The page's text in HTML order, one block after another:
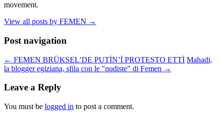
movement.
View all posts by FEMEN →
Post navigation
← FEMEN BRÜKSEL’DE PUTİN’İ PROTESTO ETTİ Mahadi,
la blogger egiziana, sfila con le "nudiste" di Femen →
Leave a Reply
You must be logged in to post a comment.